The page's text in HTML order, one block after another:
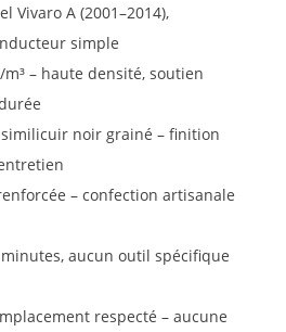
Vivaro A (2001–2014),
simple
m³ – haute densité, soutien
noir grainé – finition
– confection artisanale
aucun outil spécifique
respecté – aucune